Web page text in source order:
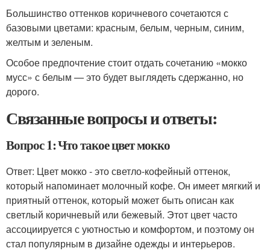
Большинство оттенков коричневого сочетаются с
базовыми цветами: красным, белым, черным, синим,
желтым и зеленым.
Особое предпочтение стоит отдать сочетанию «мокко
мусс» с белым — это будет выглядеть сдержанно, но
дорого.
Связанные вопросы и ответы:
Вопрос 1: Что такое цвет мокко
Ответ: Цвет мокко - это светло-кофейный оттенок,
который напоминает молочный кофе. Он имеет мягкий и
приятный оттенок, который может быть описан как
светлый коричневый или бежевый. Этот цвет часто
ассоциируется с уютностью и комфортом, и поэтому он
стал популярным в дизайне одежды и интерьеров.